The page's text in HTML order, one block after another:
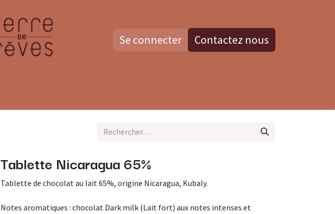
Se connecter Contactez nous
Tablette Nicaragua 65%
Tablette de chocolat au lait 65%, origine Nicaragua, Kubaly.
Notes aromatiques : chocolat Dark milk (Lait fort) aux notes intenses et